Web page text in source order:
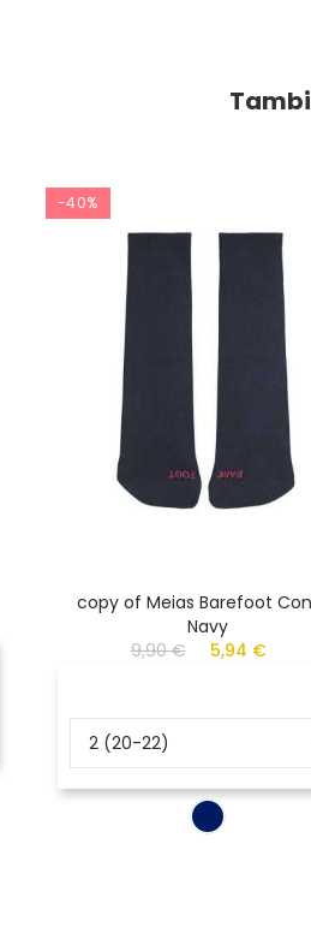
-40%
copy of Meias Barefoot
Navy
9,90 €
5,94 €